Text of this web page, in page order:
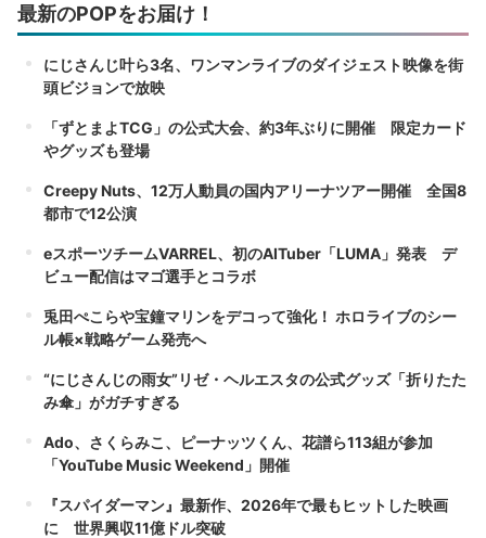
最新のPOPをお届け！
にじさんじ叶ら3名、ワンマンライブのダイジェスト映像を街
頭ビジョンで放映
「ずとまよTCG」の公式大会、約3年ぶりに開催 限定カード
やグッズも登場
Creepy Nuts、12万人動員の国内アリーナツアー開催 全国8
都市で12公演
eスポーツチームVARREL、初のAITuber「LUMA」発表 デ
ビュー配信はマゴ選手とコラボ
兎田ぺこらや宝鐘マリンをデコって強化！ ホロライブのシー
ル帳×戦略ゲーム発売へ
“にじさんじの雨女”リゼ・ヘルエスタの公式グッズ「折りたた
み傘」がガチすぎる
Ado、さくらみこ、ピーナッツくん、花譜ら113組が参加
「YouTube Music Weekend」開催
『スパイダーマン』最新作、2026年で最もヒットした映画
に 世界興収11億ドル突破